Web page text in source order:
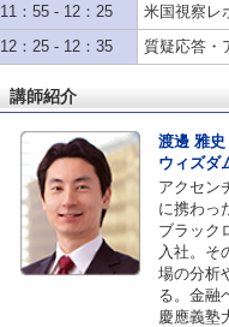
11：55 - 12：25
米国視察レ
12：25 - 12：35
質疑応答・
講師紹介
渡邊 雅史
ウィズダ
アクセン
に携わっ
ブラック
入社。そ
場の分析
る。金融
慶應義塾